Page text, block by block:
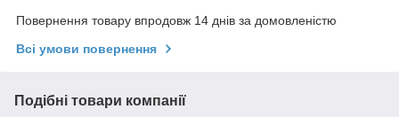
Повернення товару впродовж 14 днів за домовленістю
Всі умови повернення
Подібні товари компанії